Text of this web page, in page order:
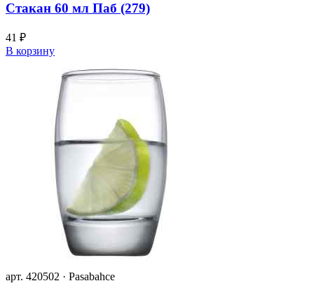
Стакан 60 мл Паб (279)
41 ₽
В корзину
арт. 420502 · Pasabahce